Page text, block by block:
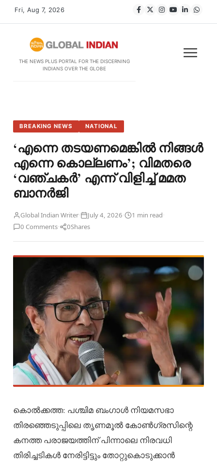
Fri, Aug 7, 2026
THE NEWS PLUS PORTAL FOR THE DISCERNING
INDIANS OVER THE GLOBE
BREAKING NEWS NATIONAL
‘എന്നെ തടയണമെങ്കിൽ നിങ്ങൾ
എന്നെ കൊല്ലണം’; വിമതരെ
‘വഞ്ചകർ’ എന്ന് വിളിച്ച് മമത
ബാനർജി
Global Indian Writer· July 4, 2026· 1 min read·
0 Comments· 0Shares
കൊൽക്കത്ത: പശ്ചിമ ബംഗാൾ നിയമസഭാ
തിരഞ്ഞെടുപ്പിലെ തൃണമൂൽ കോൺഗ്രസിന്റെ
കനത്ത പരാജയത്തിന് പിന്നാലെ നിരവധി
തിരിച്ചടികൾ നേരിട്ടിട്ടും തോറ്റുകൊടുക്കാൻ